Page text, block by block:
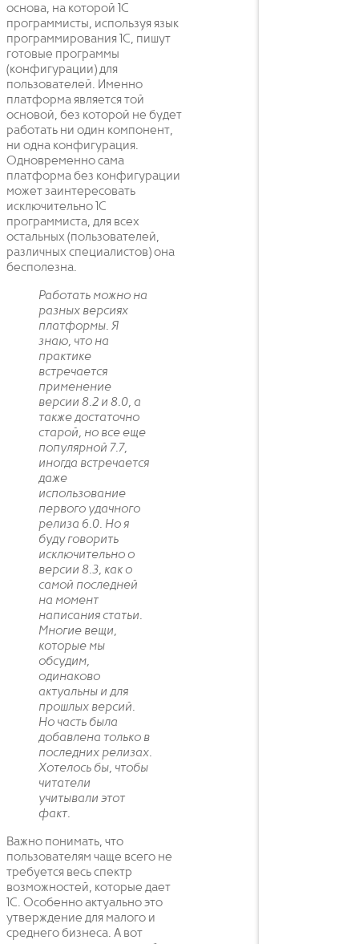
основа, на которой 1С
программисты, используя язык
программирования 1С, пишут
готовые программы
(конфигурации) для
пользователей. Именно
платформа является той
основой, без которой не будет
работать ни один компонент,
ни одна конфигурация.
Одновременно сама
платформа без конфигурации
может заинтересовать
исключительно 1С
программиста, для всех
остальных (пользователей,
различных специалистов) она
бесполезна.
Работать можно на
разных версиях
платформы. Я
знаю, что на
практике
встречается
применение
версии 8.2 и 8.0, а
также достаточно
старой, но все еще
популярной 7.7,
иногда встречается
даже
использование
первого удачного
релиза 6.0. Но я
буду говорить
исключительно о
версии 8.3, как о
самой последней
на момент
написания статьи.
Многие вещи,
которые мы
обсудим,
одинаково
актуальны и для
прошлых версий.
Но часть была
добавлена только в
последних релизах.
Хотелось бы, чтобы
читатели
учитывали этот
факт.
Важно понимать, что
пользователям чаще всего не
требуется весь спектр
возможностей, которые дает
1С. Особенно актуально это
утверждение для малого и
среднего бизнеса. А вот